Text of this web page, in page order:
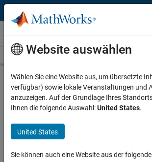
Weiter zum Inhalt
Videos
Videos Home Search
Description
Simulink and Arduino
Recorded: 28 Jun 2017
Website auswählen
Wählen Sie eine Website aus, um übersetzte
verfügbar) sowie lokale Veranstaltungen und
anzuzeigen. Auf der Grundlage Ihres
Ihnen die folgende Auswahl:United States.
United States
Sie können auch eine Website aus der